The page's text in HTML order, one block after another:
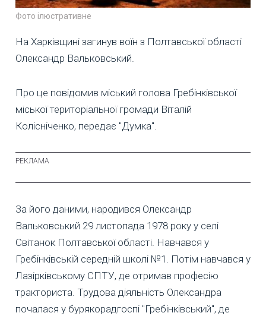
Фото ілюстративне
На Харківщині загинув воїн з Полтавської області
Олександр Вальковський.
Про це повідомив міський голова Гребінківської
міської територіальної громади Віталій
Колісніченко, передає "Думка".
За його даними, народився Олександр
Вальковський 29 листопада 1978 року у селі
Світанок Полтавської області. Навчався у
Гребінківській середній школі №1. Потім навчався у
Лазірківському СПТУ, де отримав професію
тракториста. Трудова діяльність Олександра
почалася у бурякорадгоспі "Гребінківський", де